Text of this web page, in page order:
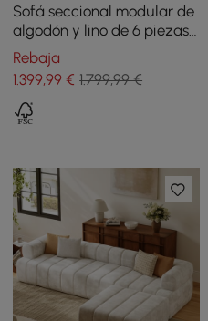
Sofá seccional modular de
algodón y lino de 6 piezas
de 3500 mm con otomanas
Rebaja
1.399,99 € 1.799,99 €